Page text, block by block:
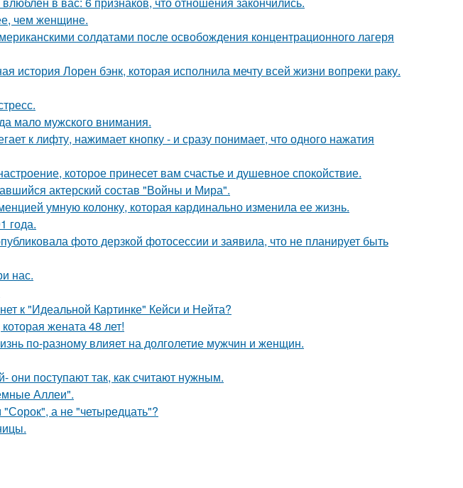
чем женщине.
солдатами после освобождения концентрационного лагеря
история Лорен бэнк, которая исполнила мечту всей жизни вопреки раку.
мало мужского внимания.
к лифту, нажимает кнопку - и сразу понимает, что одного нажатия
которое принесет вам счастье и душевное спокойствие.
актерский состав "Войны и Мира".
умную колонку, которая кардинально изменила ее жизнь.
года.
фото дерзкой фотосессии и заявила, что не планирует быть
нас.
к "Идеальной Картинке" Кейси и Нейта?
жената 48 лет!
по-разному влияет на долголетие мужчин и женщин.
они поступают так, как считают нужным.
Аллеи".
а не "четыредцать"?